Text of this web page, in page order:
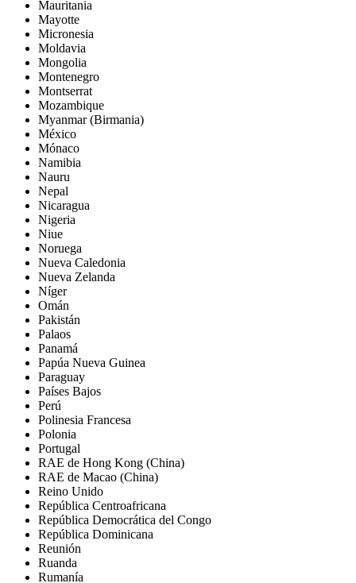
Mauritania
Mayotte
Micronesia
Moldavia
Mongolia
Montenegro
Montserrat
Mozambique
Myanmar (Birmania)
México
Mónaco
Namibia
Nauru
Nepal
Nicaragua
Nigeria
Niue
Noruega
Nueva Caledonia
Nueva Zelanda
Níger
Omán
Pakistán
Palaos
Panamá
Papúa Nueva Guinea
Paraguay
Países Bajos
Perú
Polinesia Francesa
Polonia
Portugal
RAE de Hong Kong (China)
RAE de Macao (China)
Reino Unido
República Centroafricana
República Democrática del Congo
República Dominicana
Reunión
Ruanda
Rumanía